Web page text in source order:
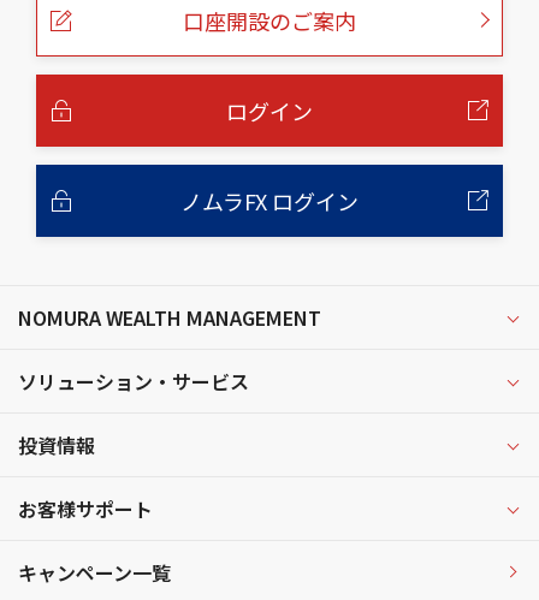
口座開設のご案内
ログイン
ノムラFX ログイン
NOMURA WEALTH MANAGEMENT
ソリューション・サービス
投資情報
お客様サポート
キャンペーン一覧